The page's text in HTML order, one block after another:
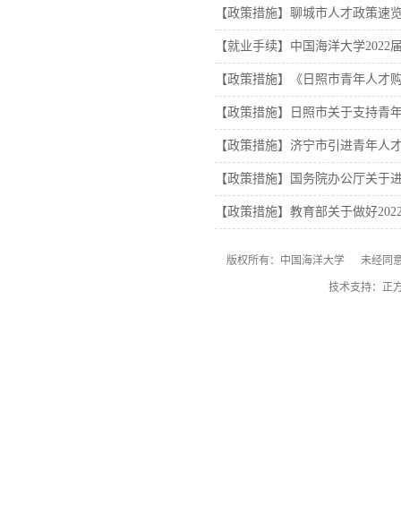
【政策措施】聊城市人才政策速
【就业手续】中国海洋大学2022
【政策措施】《日照市青年人才
【政策措施】日照市关于支持青
【政策措施】济宁市引进青年人
【政策措施】国务院办公厅关于
【政策措施】教育部关于做好
版权所有：中国海洋大学 未经同
技术支持：正